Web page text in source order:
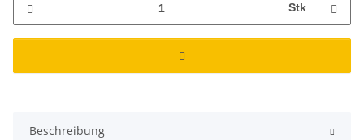
Stk
Beschreibung